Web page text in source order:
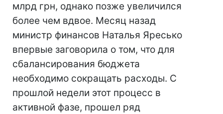
млрд грн, однако позже увеличился
более чем вдвое. Месяц назад
министр финансов Наталья Яресько
впервые заговорила о том, что для
сбалансирования бюджета
необходимо сокращать расходы. С
прошлой недели этот процесс в
активной фазе, прошел ряд